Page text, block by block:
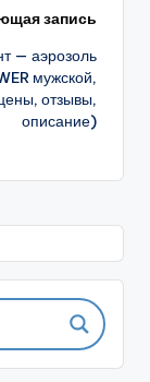
запись
— аэрозоль
мужской,
отзывы,
описание)